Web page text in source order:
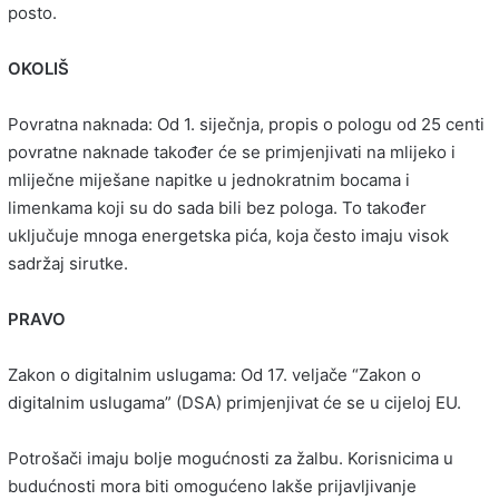
posto.
OKOLIŠ
Povratna naknada: Od 1. siječnja, propis o pologu od 25 centi
povratne naknade također će se primjenjivati na mlijeko i
mliječne miješane napitke u jednokratnim bocama i
limenkama koji su do sada bili bez pologa. To također
uključuje mnoga energetska pića, koja često imaju visok
sadržaj sirutke.
PRAVO
Zakon o digitalnim uslugama: Od 17. veljače “Zakon o
digitalnim uslugama” (DSA) primjenjivat će se u cijeloj EU.
Potrošači imaju bolje mogućnosti za žalbu. Korisnicima u
budućnosti mora biti omogućeno lakše prijavljivanje